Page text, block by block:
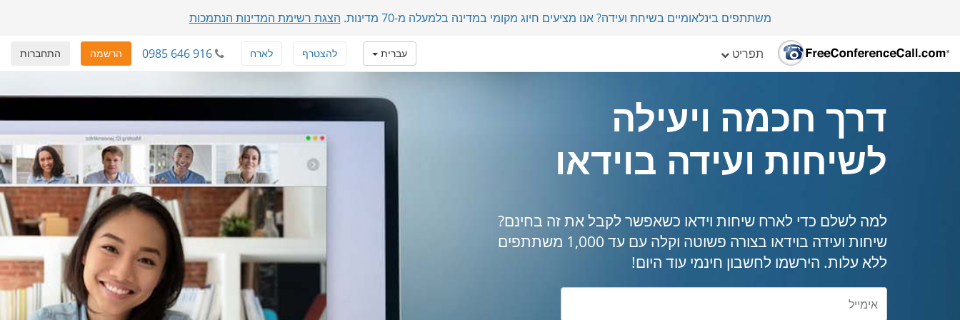
משתתפים בינלאומיים בשיחת ועידה? אנו מציעים חיוג מקומי במדינה בלמעלה מ-70 מדינות. הצגת רשימת המדינות הנתמכות
תפריט התחברות הרשמה 0985 646 916 להצטרף לארח עברית
דרך חכמה ויעילה
לשיחות ועידה בוידאו
למה לשלם כדי לארח שיחות וידאו כשאפשר לקבל את זה בחינם?
שיחות ועידה בוידאו בצורה פשוטה וקלה עם עד 1,000 משתתפים
ללא עלות. הירשמו לחשבון חינמי עוד היום!